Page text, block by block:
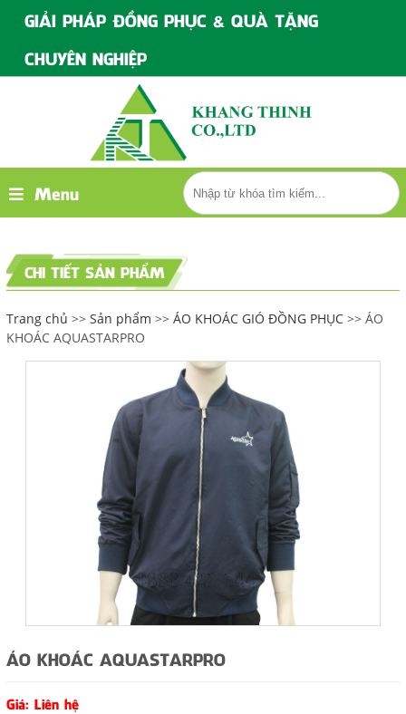
GIẢI PHÁP ĐỒNG PHỤC & QUÀ TẶNG
CHUYÊN NGHIỆP
Menu
CHI TIẾT SẢN PHẨM
Trang chủ >> Sản phẩm >> ÁO KHOÁC GIÓ ĐỒNG PHỤC>> ÁO
KHOÁC AQUASTARPRO
ÁO KHOÁC AQUASTARPRO
Giá: Liên hệ